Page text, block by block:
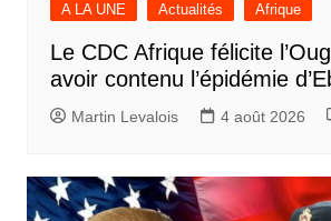
A LA UNE Actualités Afrique
Le CDC Afrique félicite
avoir contenu l’épidémie
Martin Levalois 4 août 2026